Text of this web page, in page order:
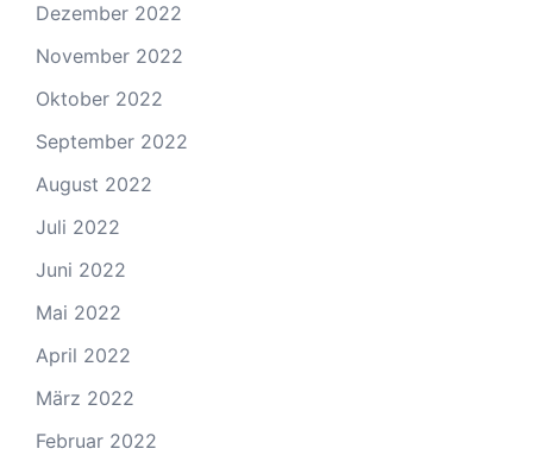
Dezember 2022
November 2022
Oktober 2022
September 2022
August 2022
Juli 2022
Juni 2022
Mai 2022
April 2022
März 2022
Februar 2022